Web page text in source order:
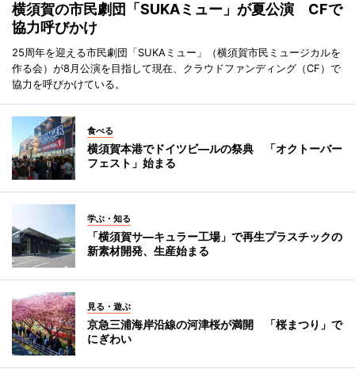
横須賀の市民劇団「SUKAミュー」が夏公演 CFで
協力呼びかけ
25周年を迎える市民劇団「SUKAミュー」（横須賀市民ミュージカルを
作る会）が8月公演を目指して現在、クラウドファンディング（CF）で
協力を呼びかけている。
食べる
横須賀本港でドイツビ―ルの祭典 「オクトーバー
フェスト」始まる
学ぶ・知る
「横須賀サ―キュラー工場」で再生プラスチックの
新素材開発、生産始まる
見る・遊ぶ
京急三浦海岸沿線の河津桜が満開 「桜まつり」で
にぎわい